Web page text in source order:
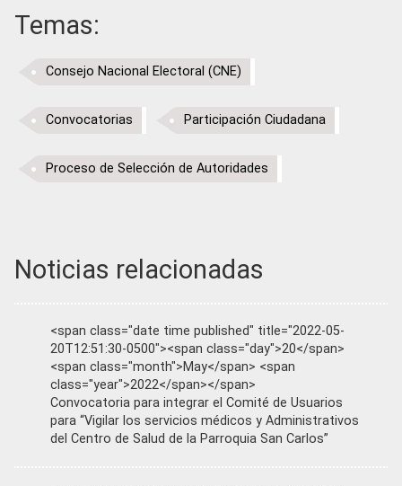
Temas:
Consejo Nacional Electoral (CNE)
Convocatorias Participación Ciudadana
Proceso de Selección de Autoridades
Noticias relacionadas
<span class="date time published" title="2022-05-
20T12:51:30-0500"><span class="day">20</span>
<span class="month">May</span> <span
class="year">2022</span></span>
Convocatoria para integrar el Comité de Usuarios
para “Vigilar los servicios médicos y Administrativos
del Centro de Salud de la Parroquia San Carlos”